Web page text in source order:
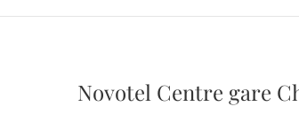
Novotel Centre gare